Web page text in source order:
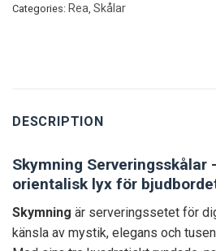
Categories: Rea Skålar
DESCRIPTION
Skymning Serveringsskålar
orientalisk lyx för
Skymning är serveringssetet för
känsla av mystik, elegans och